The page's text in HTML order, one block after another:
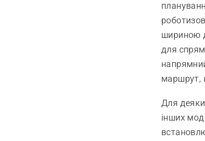
шириною
для
маршрут,
Для
інших